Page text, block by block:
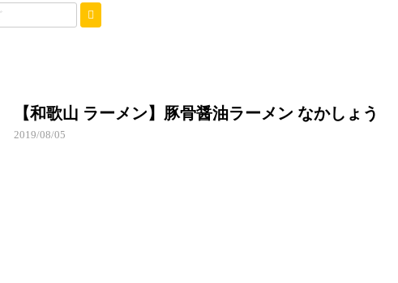
【和歌山 ラーメン】豚骨醤油ラーメン なかしょう
2019/08/05